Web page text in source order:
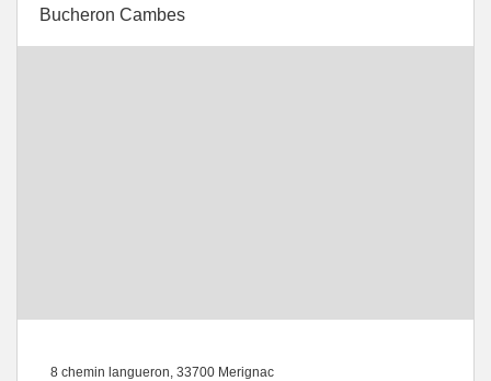
Bucheron Cambes
8 chemin langueron, 33700 Merignac